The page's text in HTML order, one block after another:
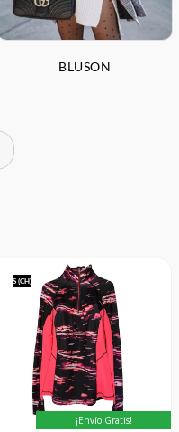
BLUSON
S (CH)
¡Envío Gratis!